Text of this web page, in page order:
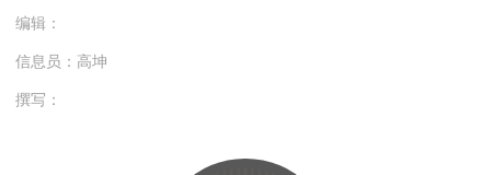
编辑：
信息员：高坤
撰写：